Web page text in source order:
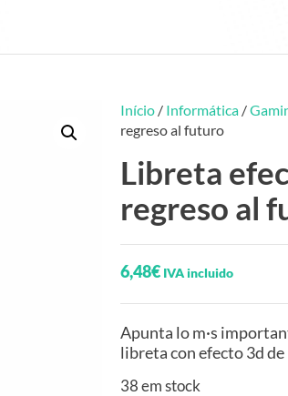
Início / Informática /
regreso al futuro
Libreta
regreso al
6,48€ IVA incluido
Apunta lo m·s
libreta con efecto 3d
38 em stock